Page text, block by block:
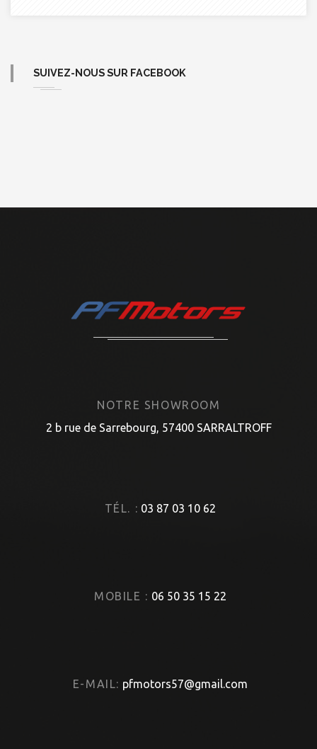
SUIVEZ-NOUS SUR FACEBOOK
NOTRE SHOWROOM
2 b rue de Sarrebourg, 57400 SARRALTROFF
TÉL. : 03 87 03 10 62
MOBILE : 06 50 35 15 22
E-MAIL: pfmotors57@gmail.com